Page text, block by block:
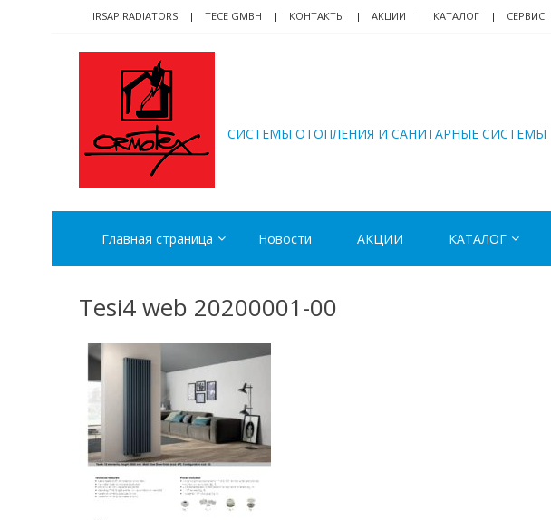
navigation
content
IRSAP RADIATORS TECE GMBH КОНТАКТЫ АКЦИИ КАТАЛОГ СЕРВИС
CИСТЕМЫ ОТОПЛЕНИЯ И САНИТАРНЫЕ СИСТЕМЫ
Главная страница Новости АКЦИИ КАТАЛОГ
Tesi4 web 20200001-00